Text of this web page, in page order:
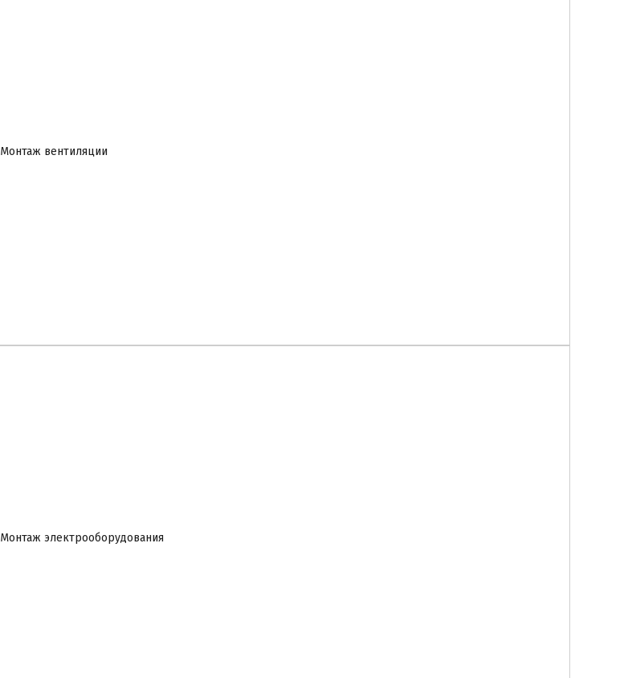
Монтаж вентиляции
Монтаж электрооборудования